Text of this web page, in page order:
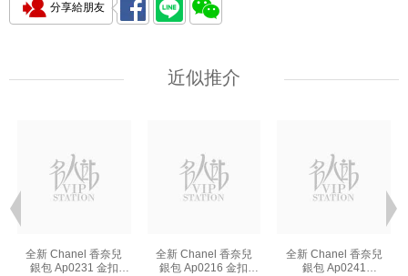
分享給朋友
近似推介
全新 Chanel 香奈兒
銀包 Ap0231 金扣
全新 Chanel 香奈兒
銀包 Ap0216 金扣
全新 Chanel 香奈兒
銀包 Ap0241